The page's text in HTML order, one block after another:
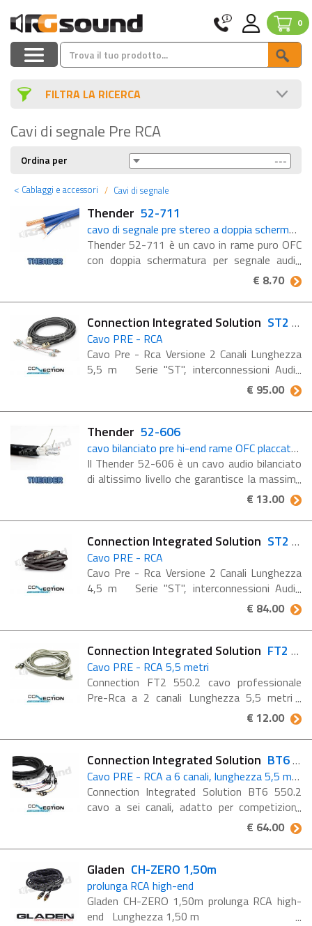
0
FILTRA LA RICERCA
Cavi di segnale Pre RCA
Ordina per
< Cablaggi e accessori Cavi di segnale
Thender 52-711
cavo di segnale pre stereo a doppia schermatura in rame OFC
Thender 52-711 è un cavo in rame puro OFC
con doppia schermatura per segnale audio
Stereo + cavo di servizio (remote) rimovibile.
Guaina esterna: pvc siliconico Schermo 1: CU
ofc Costituzione ...
€ 8.70
Connection Integrated Solution ST2 550.1
Cavo PRE - RCA
Cavo Pre - Rca Versione 2 Canali Lunghezza
5,5 m Serie "ST", interconnessioni Audio
"High Resolution" La guaina di rivestineto in
€ 95.00
Thender 52-606
cavo bilanciato pre hi-end rame OFC placcato argento
Il Thender 52-606 è un cavo audio bilanciato
di altissimo livello che garantisce la massima
qualità nel trasferimento dei segnali
preamplificati. Questo cavo è caratterizzato
dall'uso ...
€ 13.00
Connection Integrated Solution ST2 450.1
Cavo PRE - RCA
Cavo Pre - Rca Versione 2 Canali Lunghezza
4,5 m Serie "ST", interconnessioni Audio
"High Resolution" La guaina di ruvestineto in
€ 84.00
Connection Integrated Solution FT2 550.2
Cavo PRE - RCA 5,5 metri
Connection FT2 550.2 cavo professionale
Pre-Rca a 2 canali Lunghezza 5,5 metri
Serie "FT", interconnessione Audio Guaina di
rivestimento esterno ad elevata trasparenza
La ...
€ 12.00
Connection Integrated Solution BT6 550.2
Cavo PRE - RCA a 6 canali, lunghezza 5,5 metri
Connection Integrated Solution BT6 550.2
cavo a sei canali, adatto per competizioni,
lunghezza 5,5 metri Serie "BT",
interconnnnesioni Audio ad alta efficienza e
versalità La ...
€ 64.00
Gladen CH-ZERO 1,50m
prolunga RCA high-end
Gladen CH-ZERO 1,50m prolunga RCA high-
end Lunghezza 1,50 m